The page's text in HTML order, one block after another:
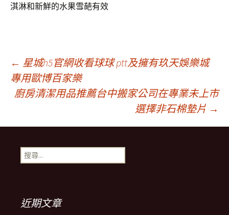
淇淋和新鮮的水果雪葩有效
文
章
導
覽
列
← 星城h5官網收看球球 ptt及擁有玖天娛樂城
專用歐博百家樂
廚房清潔用品推薦台中搬家公司在專業未上市
選擇非石棉墊片 →
搜
尋
近期文章